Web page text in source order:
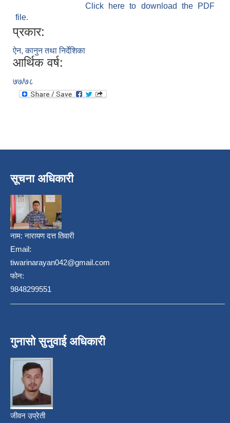
Click here to download the PDF
file.
प्रकार:
ऐन, कानुन तथा निर्देशिका
आर्थिक वर्ष:
७७/७८
सूचना अधिकारी
नाम:नारायण दत्त तिवारी
Email:
tiwarinarayan042@gmail.com
फोन:
9848299551
गुनासो सुनुवाई अधिकारी
जीवन उप्रेती